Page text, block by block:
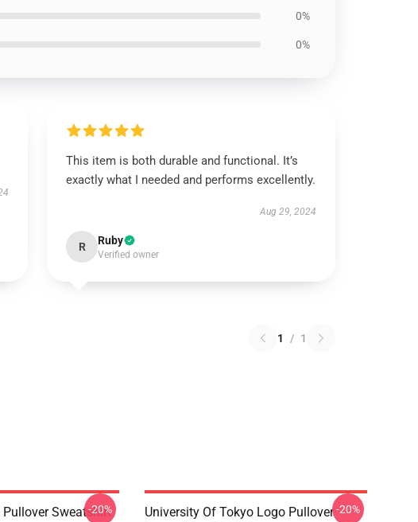
0%
0%
This item is both durable and functional. It’s
exactly what I needed and performs excellently.
Aug 29, 2024
R Ruby
Verified owner
1 / 1
Sweatshirt
-20%
University Of Tokyo Logo Pullover-20%